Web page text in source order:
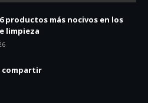
productos más nocivos en los
limpieza
compartir